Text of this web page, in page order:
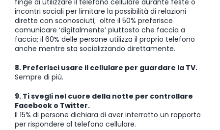
finge di utilizzare il telefono cellulare durante feste o
incontri sociali per limitare la possibilità di relazioni
dirette con sconosciuti; oltre il 50% preferisce
comunicare ‘digitalmente’ piuttosto che faccia a
faccia; il 60% delle persone utilizza il proprio telefono
anche mentre sta socializzando direttamente.
8. Preferisci usare il cellulare per guardare la TV.
Sempre di più.
9. Ti svegli nel cuore della notte per controllare
Facebook o Twitter.
Il 15% di persone dichiara di aver interrotto un rapporto
per rispondere al telefono cellulare.